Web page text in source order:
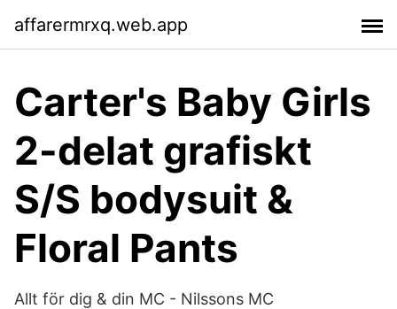
affarermrxq.web.app
Carter's Baby Girls
2-delat grafiskt
S/S bodysuit &
Floral Pants
Allt för dig & din MC - Nilssons MC